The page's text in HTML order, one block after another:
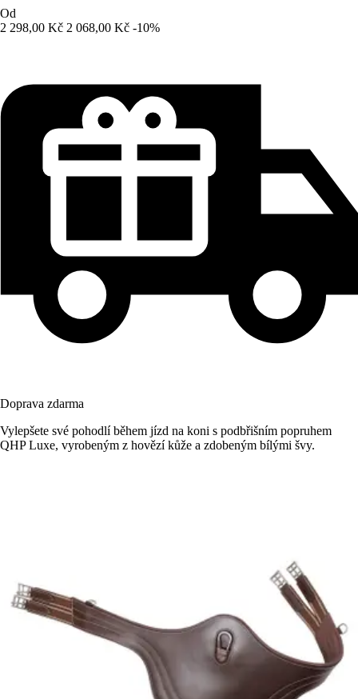
Od
2 298,00 Kč 2 068,00 Kč -10%
Doprava zdarma
Vylepšete své pohodlí během jízd na koni s podbřišním popruhem
QHP Luxe, vyrobeným z hovězí kůže a zdobeným bílými švy.